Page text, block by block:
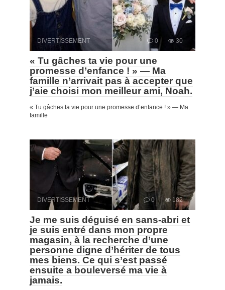
DIVERTISSEMENT 0 30
« Tu gâches ta vie pour une
promesse d’enfance ! » — Ma
famille n’arrivait pas à accepter que
j’aie choisi mon meilleur ami, Noah.
« Tu gâches ta vie pour une promesse d’enfance ! » — Ma
famille
DIVERTISSEMENT 0 182
Je me suis déguisé en sans-abri et
je suis entré dans mon propre
magasin, à la recherche d’une
personne digne d’hériter de tous
mes biens. Ce qui s’est passé
ensuite a bouleversé ma vie à
jamais.